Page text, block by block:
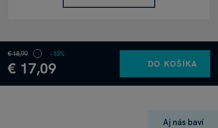
€ 18,99
€ 17,09
−10%
DO KOŠÍKA
Aj nás baví